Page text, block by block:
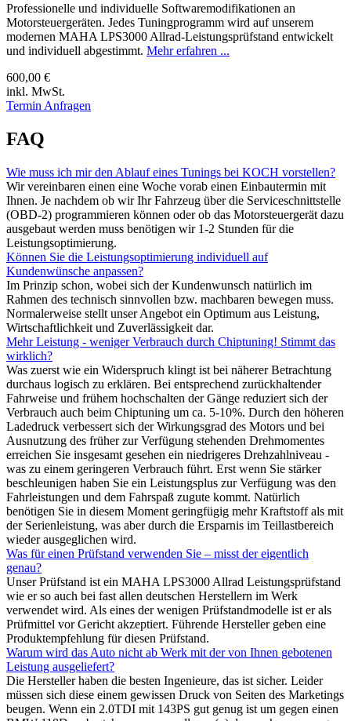
Professionelle und individuelle Softwaremodifikationen an
Motorsteuergeräten. Jedes Tuningprogramm wird auf unserem
modernen MAHA LPS3000 Allrad-Leistungsprüfstand entwickelt
und individuell abgestimmt. Mehr erfahren ...
600,00 €
inkl. MwSt.
Termin Anfragen
FAQ
Wie muss ich mir den Ablauf eines Tunings bei KOCH vorstellen?
Wir vereinbaren einen eine Woche vorab einen Einbautermin mit
Ihnen. Je nachdem ob wir Ihr Fahrzeug über die Serviceschnittstelle
(OBD-2) programmieren können oder ob das Motorsteuergerät dazu
ausgebaut werden muss benötigen wir 1-2 Stunden für die
Leistungsoptimierung.
Können Sie die Leistungsoptimierung individuell auf
Kundenwünsche anpassen?
Im Prinzip schon, wobei sich der Kundenwunsch natürlich im
Rahmen des technisch sinnvollen bzw. machbaren bewegen muss.
Normalerweise stellt unser Angebot ein Optimum aus Leistung,
Wirtschaftlichkeit und Zuverlässigkeit dar.
Mehr Leistung - weniger Verbrauch durch Chiptuning! Stimmt das
wirklich?
Was zuerst wie ein Widerspruch klingt ist bei näherer Betrachtung
durchaus logisch zu erklären. Bei entsprechend zurückhaltender
Fahrweise und frühem hochschalten der Gänge reduziert sich der
Verbrauch auch beim Chiptuning um ca. 5-10%. Durch den höheren
Ladedruck verbessert sich der Wirkungsgrad des Motors und bei
Ausnutzung des früher zur Verfügung stehenden Drehmomentes
erreichen Sie insgesamt gesehen ein niedrigeres Drehzahlniveau -
was zu einem geringeren Verbrauch führt. Erst wenn Sie stärker
beschleunigen haben Sie ein Leistungsplus zur Verfügung was den
Fahrleistungen und dem Fahrspaß zugute kommt. Natürlich
benötigen Sie in diesem Moment geringfügig mehr Kraftstoff als mit
der Serienleistung, was aber durch die Ersparnis im Teillastbereich
wieder ausgeglichen wird.
Was für einen Prüfstand verwenden Sie – misst der eigentlich
genau?
Unser Prüfstand ist ein MAHA LPS3000 Allrad Leistungsprüfstand
wie er so auch bei fast allen deutschen Herstellern im Werk
verwendet wird. Als eines der wenigen Prüfstandmodelle ist er als
Prüfmittel vor Gericht akzeptiert. Führende Hersteller geben eine
Produktempfehlung für diesen Prüfstand.
Warum wird das Auto nicht ab Werk mit der von Ihnen gebotenen
Leistung ausgeliefert?
Die Hersteller haben die besten Ingenieure, das ist sicher. Leider
müssen sich diese einem gewissen Druck von Seiten des Marketings
beugen. Wenn ein 2.0TDI mit 143PS gut genug ist um gegen einen